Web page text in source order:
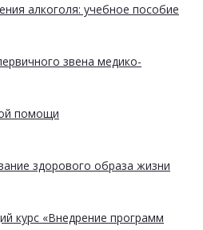
алкоголя: учебное пособие
звена медико-
помощи
здорового образа жизни
курс «Внедрение программ